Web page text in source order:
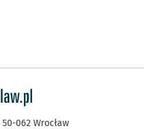
50-062 Wrocław